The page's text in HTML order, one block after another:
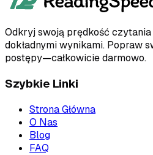
Odkryj swoją prędkość
dokładnymi wynikami. Popraw
postępy—całkowicie darmowo.
Szybkie Linki
Strona Główna
O Nas
Blog
FAQ